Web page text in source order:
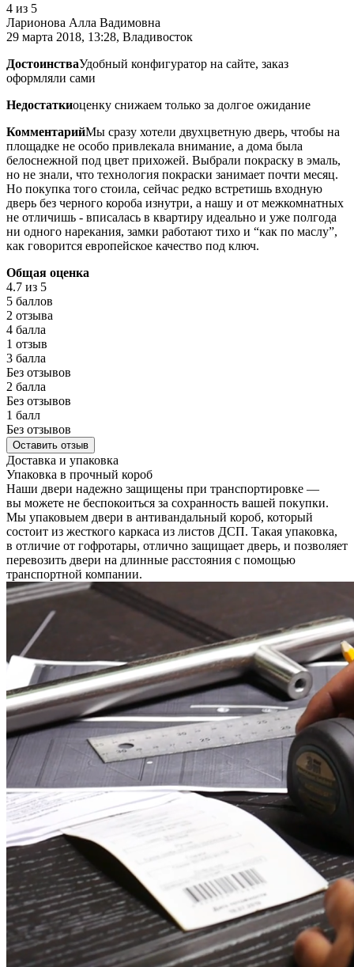
4 из 5
Ларионова Алла Вадимовна
29 марта 2018, 13:28, Владивосток
ДостоинстваУдобный конфигуратор на сайте, заказ
оформляли сами
Недостаткиоценку снижаем только за долгое ожидание
КомментарийМы сразу хотели двухцветную дверь, чтобы на
площадке не особо привлекала внимание, а дома была
белоснежной под цвет прихожей. Выбрали покраску в эмаль,
но не знали, что технология покраски занимает почти месяц.
Но покупка того стоила, сейчас редко встретишь входную
дверь без черного короба изнутри, а нашу и от межкомнатных
не отличишь - вписалась в квартиру идеально и уже полгода
ни одного нарекания, замки работают тихо и “как по маслу”,
как говорится европейское качество под ключ.
Общая оценка
4.7 из 5
5 баллов
2 отзыва
4 балла
1 отзыв
3 балла
Без отзывов
2 балла
Без отзывов
1 балл
Без отзывов
Оставить отзыв
Доставка и упаковка
Упаковка в прочный короб
Наши двери надежно защищены при транспортировке —
вы можете не беспокоиться за сохранность вашей покупки.
Мы упаковыем двери в антивандальный короб, который
состоит из жесткого каркаса из листов ДСП. Такая упаковка,
в отличие от гофротары, отлично защищает дверь, и позволяет
перевозить двери на длинные расстояния с помощью
транспортной компании.